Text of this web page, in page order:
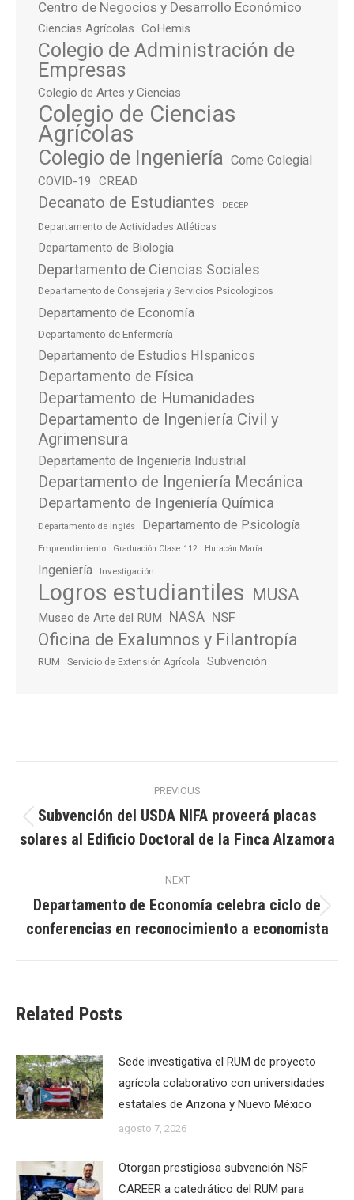
Centro de Negocios y Desarrollo Económico
Ciencias Agrícolas CoHemis
Colegio de Administración de
Empresas
Colegio de Artes y Ciencias
Colegio de Ciencias
Agrícolas
Colegio de Ingeniería Come Colegial
COVID-19 CREAD
Decanato de Estudiantes DECEP
Departamento de Actividades Atléticas
Departamento de Biologia
Departamento de Ciencias Sociales
Departamento de Consejeria y Servicios Psicologicos
Departamento de Economía
Departamento de Enfermería
Departamento de Estudios HIspanicos
Departamento de Física
Departamento de Humanidades
Departamento de Ingeniería Civil y
Agrimensura
Departamento de Ingeniería Industrial
Departamento de Ingeniería Mecánica
Departamento de Ingeniería Química
Departamento de Inglés Departamento de Psicología
Emprendimiento Graduación Clase 112 Huracán María
Ingeniería Investigación
Logros estudiantiles MUSA
Museo de Arte del RUM NASA NSF
Oficina de Exalumnos y Filantropía
RUM Servicio de Extensión Agrícola Subvención
navigation
PREVIOUS
Previous
post:
Subvención del USDA NIFA proveerá placas
solares al Edificio Doctoral de la Finca Alzamora
NEXT
Next
post:
Departamento de Economía celebra ciclo de
conferencias en reconocimiento a economista
Related Posts
Sede investigativa el RUM de proyecto
agrícola colaborativo con universidades
estatales de Arizona y Nuevo México
agosto 7, 2026
Otorgan prestigiosa subvención NSF
CAREER a catedrático del RUM para